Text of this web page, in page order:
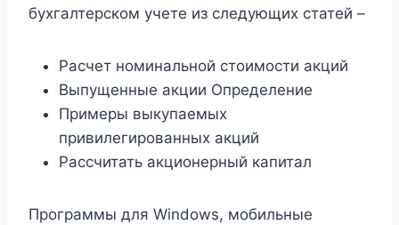
бухгалтерском учете из следующих статей –
Расчет номинальной стоимости акций
Выпущенные акции Определение
Примеры выкупаемых
привилегированных акций
Рассчитать акционерный капитал
Программы для Windows, мобильные